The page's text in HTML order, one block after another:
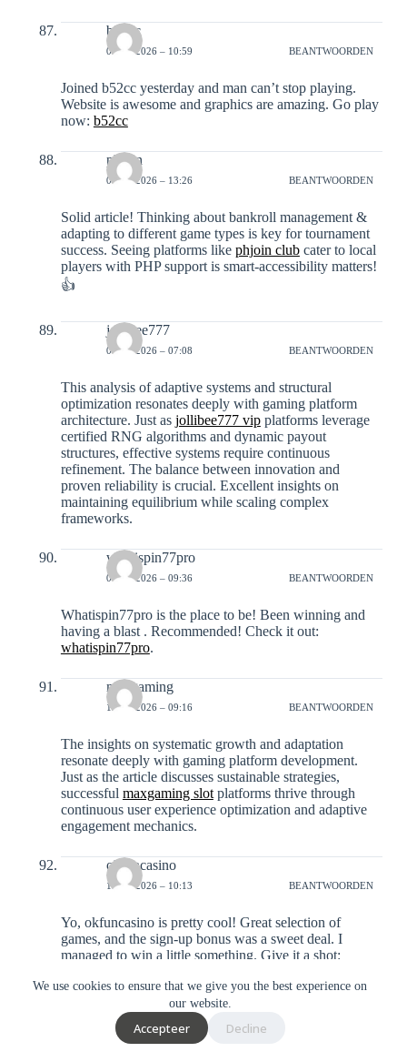
We use cookies to ensure that we give you the best experience on
our website.
Accepteer Decline
b52cc
05-01-2026 – 10:59 BEANTWOORDEN
Joined b52cc yesterday and man can’t stop playing.
Website is awesome and graphics are amazing. Go play
now: b52cc
phjoin
06-01-2026 – 13:26 BEANTWOORDEN
Solid article! Thinking about bankroll management &
adapting to different game types is key for tournament
success. Seeing platforms like phjoin clubcater to local
players with PHP support is smart-accessibility matters!
👍
jollibee777
07-01-2026 – 07:08 BEANTWOORDEN
This analysis of adaptive systems and structural
optimization resonates deeply with gaming platform
architecture. Just as jollibee777 vipplatforms leverage
certified RNG algorithms and dynamic payout
structures, effective systems require continuous
refinement. The balance between innovation and
proven reliability is crucial. Excellent insights on
maintaining equilibrium while scaling complex
frameworks.
whatispin77pro
07-01-2026 – 09:36 BEANTWOORDEN
Whatispin77pro is the place to be! Been winning and
having a blast . Recommended! Check it out:
whatispin77pro.
maxgaming
12-01-2026 – 09:16 BEANTWOORDEN
The insights on systematic growth and adaptation
resonate deeply with gaming platform development.
Just as the article discusses sustainable strategies,
successful maxgaming slotplatforms thrive through
continuous user experience optimization and adaptive
engagement mechanics.
okfuncasino
18-01-2026 – 10:13 BEANTWOORDEN
Yo, okfuncasino is pretty cool! Great selection of
games, and the sign-up bonus was a sweet deal. I
managed to win a little something. Give it a shot:
phjoyclub
18-01-2026 – 10:13